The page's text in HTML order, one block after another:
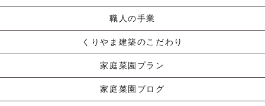
職人の手業
くりやま建築のこだわり
家庭菜園プラン
家庭菜園ブログ